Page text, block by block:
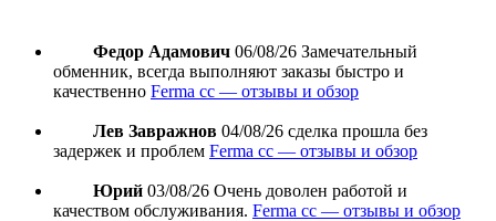
Федор Адамович 06/08/26 Замечательный
обменник, всегда выполняют заказы быстро и
качественно Ferma cc — отзывы и обзор
Лев Завражнов 04/08/26 сделка прошла без
задержек и проблем Ferma cc — отзывы и обзор
Юрий 03/08/26 Очень доволен работой и
качеством обслуживания. Ferma cc — отзывы и обзор